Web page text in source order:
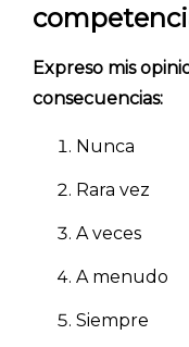
Expreso mis
consecuencias:
Nunca
Rara vez
A veces
A menudo
Siempre